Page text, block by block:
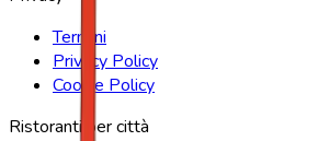
Termini
Privacy Policy
Cookie Policy
Ristoranti per città